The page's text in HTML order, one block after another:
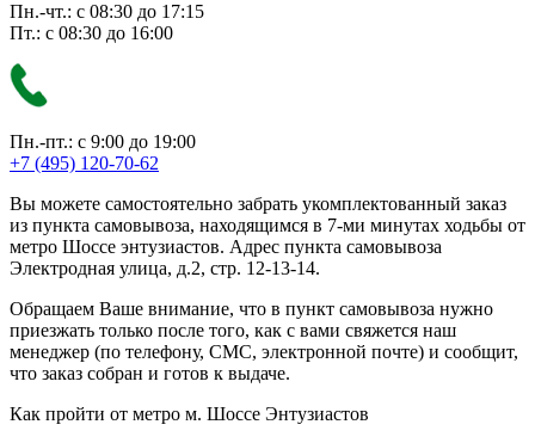
Пн.-чт.: с 08:30 до 17:15
Пт.: с 08:30 до 16:00
Пн.-пт.: с 9:00 до 19:00
+7 (495) 120-70-62
Вы можете самостоятельно забрать укомплектованный заказ
из пункта самовывоза, находящимся в 7-ми минутах ходьбы от
метро Шоссе энтузиастов. Адрес пункта самовывоза
Электродная улица, д.2, стр. 12-13-14.
Обращаем Ваше внимание, что в пункт самовывоза нужно
приезжать только после того, как с вами свяжется наш
менеджер (по телефону, СМС, электронной почте) и сообщит,
что заказ собран и готов к выдаче.
Как пройти от метро м. Шоссе Энтузиастов